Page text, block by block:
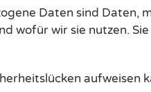
Daten sind Daten,
wofür wir sie nutzen.
aufweisen